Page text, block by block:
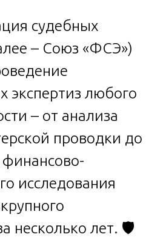
судебных
– Союз «ФСЭ»)
экспертиз любого
– от анализа
проводки до
исследования
несколько лет. 🛡️